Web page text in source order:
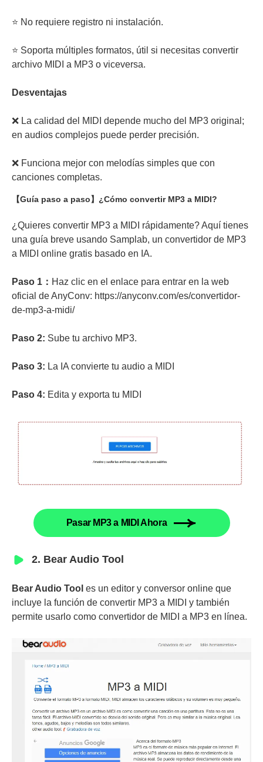
⭐ No requiere registro ni instalación.
⭐ Soporta múltiples formatos, útil si necesitas convertir
archivo MIDI a MP3 o viceversa.
Desventajas
❌ La calidad del MIDI depende mucho del MP3 original;
en audios complejos puede perder precisión.
❌ Funciona mejor con melodías simples que con
canciones completas.
【Guía paso a paso】¿Cómo convertir MP3 a MIDI?
¿Quieres convertir MP3 a MIDI rápidamente? Aquí tienes
una guía breve usando Samplab, un convertidor de MP3
a MIDI online gratis basado en IA.
Paso 1： Haz clic en el enlace para entrar en la web
oficial de AnyConv: https://anyconv.com/es/convertidor-
de-mp3-a-midi/
Paso 2: Sube tu archivo MP3.
Paso 3: La IA convierte tu audio a MIDI
Paso 4: Edita y exporta tu MIDI
Pasar MP3 a MIDI Ahora
2. Bear Audio Tool
Bear Audio Tool es un editor y conversor online que
incluye la función de convertir MP3 a MIDI y también
permite usarlo como convertidor de MIDI a MP3 en línea.